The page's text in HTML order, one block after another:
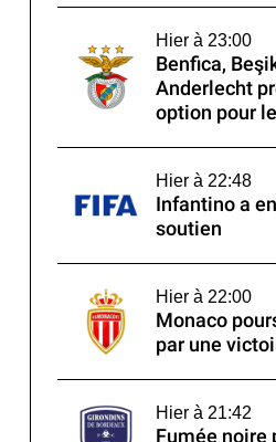
Hier à 23:00
Benfica,
Anderlecht
option pour
Hier à 22:48
Infantino a
soutien
Hier à 22:00
Monaco
par une
Hier à 21:42
Fumée noire